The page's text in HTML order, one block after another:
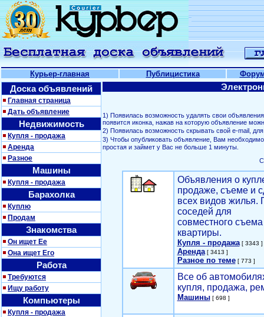
Курьер-главная Публицистика
Доска объявлений
Главная страница
Дать объявление
Недвижимость
Купля - продажа
Аренда
Разное
Машины
Купля - продажа
Барахолка
Куплю
Продам
Знакомства
Он ищет Ее
Она ищет Его
Работа
Требуются
Ищу работу
Компьютеры
Купля - продажа
1) Появилась возможность удалять свои
появится иконка, нажав на которую объявление
2) Появилась возможность скрывать свой е-mail,
3) Чтобы опубликовать объявление, Вам
простая и займет у Вас не больше 1 минуты.
Объявления о
продаже, съеме и
всех видов жилья.
соседей для
совместного съема
квартиры.
Купля - продажа[ 3343 ]
Аренда[ 3413 ]
Разное по теме[ 773 ]
Все об
купля, продажа,
Машины[ 698 ]